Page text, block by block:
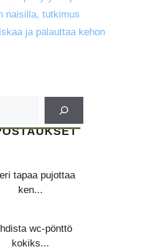
naisilla, tutkimus
ja palauttaa kehon
tapaa pujottaa
ken...
wc-pönttö
kokiks...